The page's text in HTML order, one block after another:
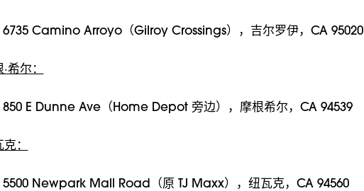
6735 Camino Arroyo（Gilroy Crossings），吉尔罗伊，CA 95020
希尔：
850 E Dunne Ave（Home Depot 旁边），摩根希尔，CA 94539
：
5500 Newpark Mall Road（原 TJ Maxx），纽瓦克，CA 94560